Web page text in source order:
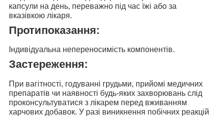
капсули на день, переважно під час їжі або за
вказівкою лікаря.
Протипоказання:
Індивідуальна непереносимість компонентів.
Застереження:
При вагітності, годуванні грудьми, прийомі медичних
препаратів чи наявності будь-яких захворювань слід
проконсультуватися з лікарем перед вживанням
харчових добавок. У разі виникнення побічних реакцій